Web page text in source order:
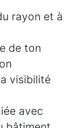
rayon et à
de ton
visibilité
avec